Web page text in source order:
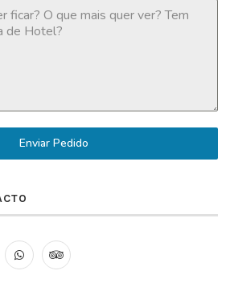
Enviar Pedido